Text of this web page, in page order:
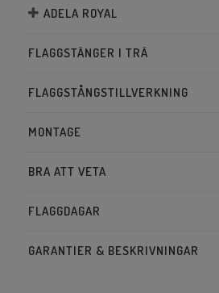
ADELA ROYAL
FLAGGSTÄNGER I TRÄ
FLAGGSTÅNGSTILLVERKNING
MONTAGE
BRA ATT VETA
FLAGGDAGAR
GARANTIER & BESKRIVNINGAR